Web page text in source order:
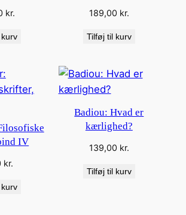
kr. 189,00 kr.
Tilføj til kurv
IV
kr.
Badiou: Hvad er
kærlighed?
139,00 kr.
Tilføj til kurv